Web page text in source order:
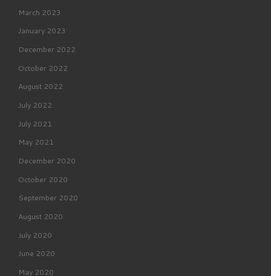
March 2023
January 2023
December 2022
October 2022
August 2022
July 2022
July 2021
May 2021
December 2020
October 2020
September 2020
August 2020
July 2020
June 2020
May 2020